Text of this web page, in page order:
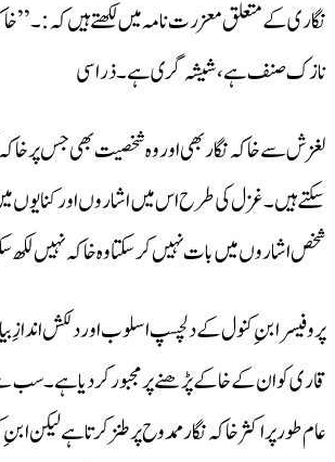
نگاری کے متعلق معزرت نامہ میں لکھتے ہیں کہ
نازک صنف ہے، شیشہ گری ہے۔ذرا سی
لغزش سے خاکہ نگار بھی اور وہ شخصیت بھی جس پر خاکہ
سکتے ہیں۔غزل کی طرح اس میں اشاروں اور کنایوں
شخص اشاروں میں بات نہیں کر سکتا وہ خاکہ نہیں لکھ
پروفیسرابنِ کنول کے دلچسپ اسلوب اور دلکش
قاری کو ان کے خاکے پڑھنے پر مجبور کر دیا ہے۔
عام طور پراکثر خاکہ نگار ممدوح پر طنز کرتا ہے